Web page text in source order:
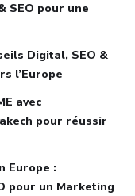
SEO pour une
Digital, SEO &
l’Europe
avec
pour réussir
Europe :
pour un Marketing